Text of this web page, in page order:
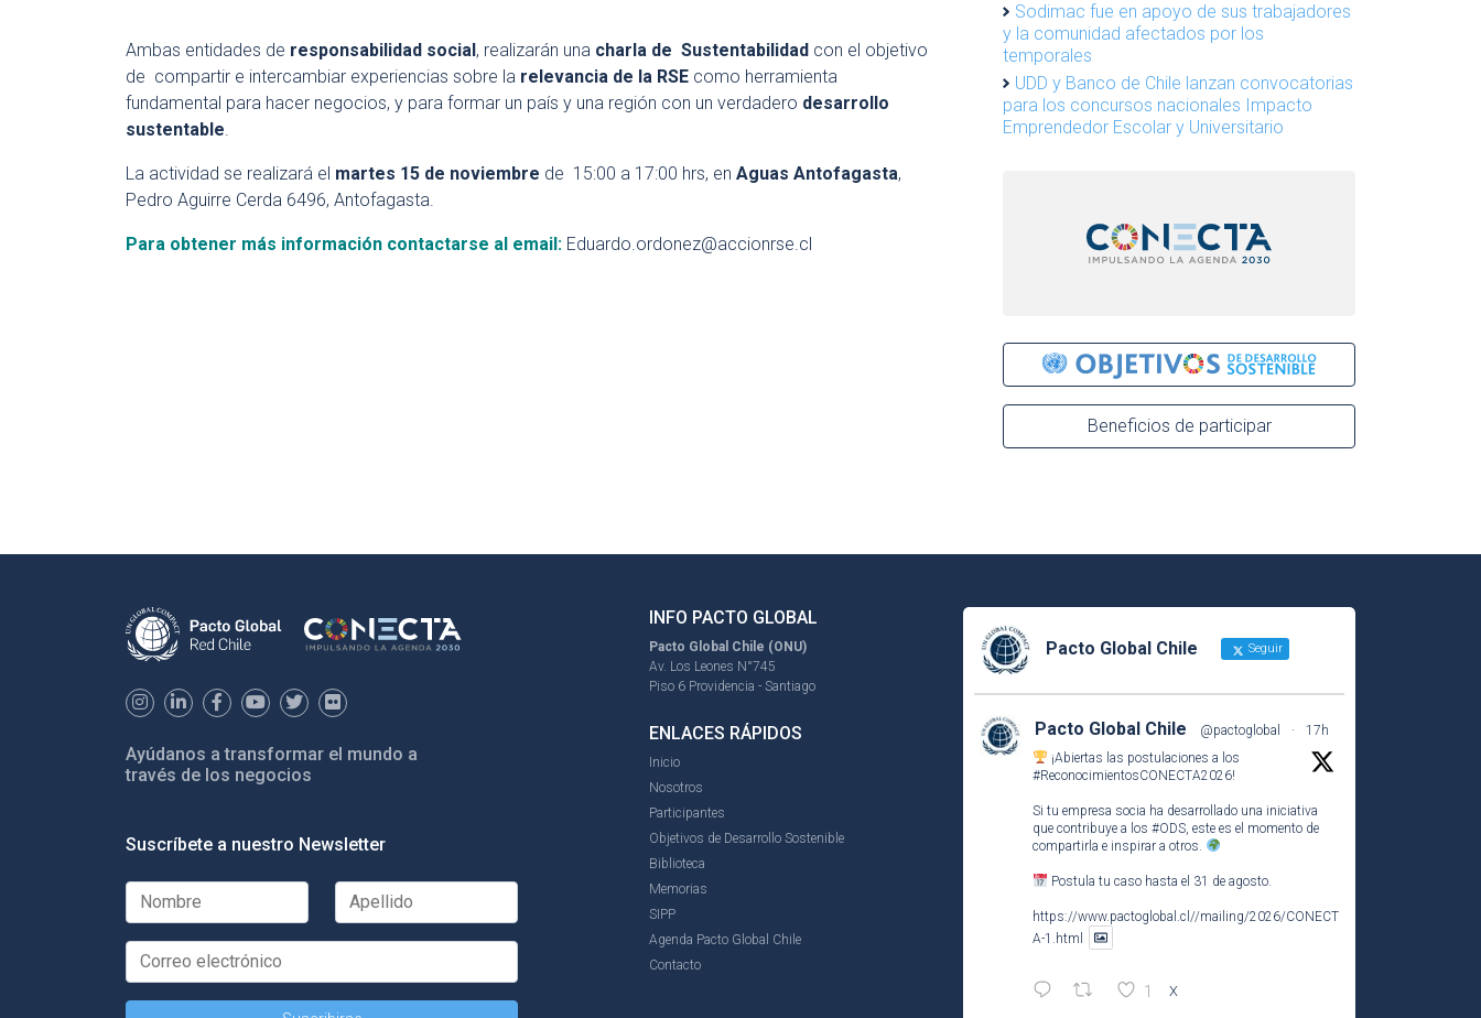
Ambas entidades de responsabilidad social, realizarán una charla de Sustentabilidad con el objetivo
de compartir e intercambiar experiencias sobre la relevancia de la RSE como herramienta
fundamental para hacer negocios, y para formar un país y una región con un verdadero desarrollo
sustentable.
La actividad se realizará el martes 15 de noviembre de 15:00 a 17:00 hrs, en Aguas Antofagasta,
Pedro Aguirre Cerda 6496, Antofagasta.
Para obtener más información contactarse al email: Eduardo.ordonez@accionrse.cl
Sodimac fue en apoyo de sus trabajadores
y la comunidad afectados por los
temporales
UDD y Banco de Chile lanzan convocatorias
para los concursos nacionales Impacto
Emprendedor Escolar y Universitario
Beneficios de participar
Ayúdanos a transformar el mundo a
través de los negocios
Suscríbete a nuestro Newsletter
INFO PACTO GLOBAL
Pacto Global Chile (ONU)
Av. Los Leones N°745
Piso 6 Providencia - Santiago
ENLACES RÁPIDOS
Inicio
Nosotros
Participantes
Objetivos de Desarrollo Sostenible
Biblioteca
Memorias
SIPP
Agenda Pacto Global Chile
Contacto
Pacto Global Chile Seguir
Pacto Global Chile @pactoglobal ·
17h
¡Abiertas las postulaciones a los
#ReconocimientosCONECTA2026!
Si tu empresa socia ha desarrollado una iniciativa
que contribuye a los #ODS, este es el momento de
compartirla e inspirar a otros.
Postula tu caso hasta el 31 de agosto.
https://www.pactoglobal.cl//mailing/2026/CONECT
A-1.html
1 X